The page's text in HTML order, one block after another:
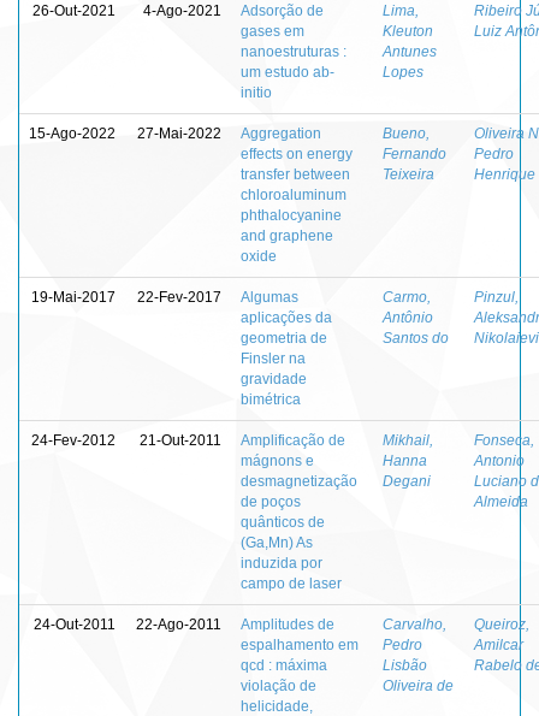
26-Out-2021 4-Ago-2021
Adsorção de
gases em
nanoestruturas :
um estudo ab-
initio
Lima,
Kleuton
Antunes
Lopes
Ribeiro
Luiz
15-Ago-2022 27-Mai-2022
Aggregation
effects on energy
transfer between
chloroaluminum
phthalocyanine
and graphene
oxide
Bueno,
Fernando
Teixeira
Oliveira
Pedro
Henrique
19-Mai-2017 22-Fev-2017
Algumas
aplicações da
geometria de
Finsler na
gravidade
bimétrica
Carmo,
Antônio
Santos do
Pinzul,
Aleksandr
24-Fev-2012 21-Out-2011
Amplificação de
mágnons e
desmagnetização
de poços
quânticos de
(Ga,Mn) As
induzida por
campo de laser
Mikhail,
Hanna
Degani
Fonseca,
Antonio
Luciano
Almeida
24-Out-2011 22-Ago-2011
Amplitudes de
espalhamento em
qcd : máxima
violação de
helicidade,
Carvalho,
Pedro
Lisbão
Oliveira de
Queiroz,
Amilcar
Rabelo